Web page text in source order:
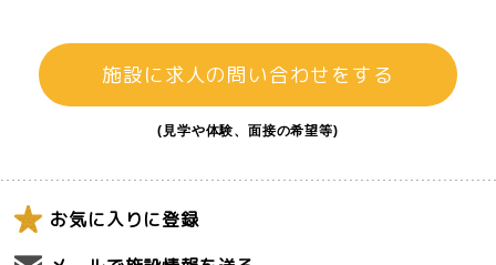
施設に求人の問い合わせをする
(見学や体験、面接の希望等)
お気に入りに登録